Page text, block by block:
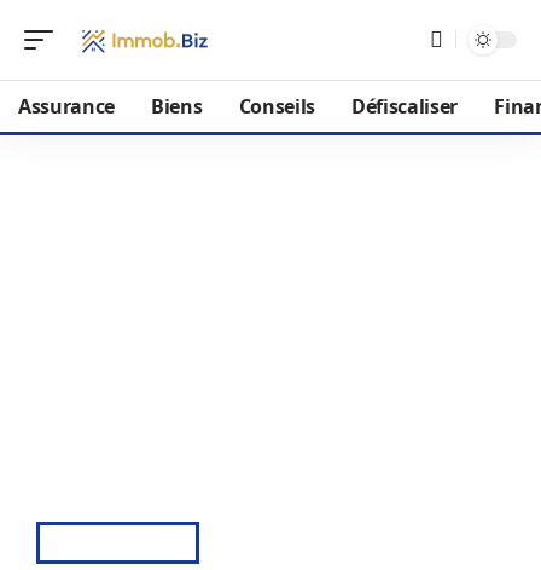
Assurance Biens Conseils Défiscaliser